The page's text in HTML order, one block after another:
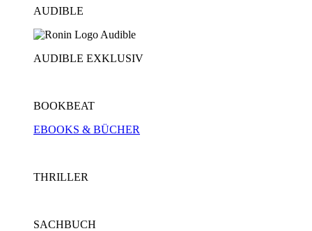
AUDIBLE
AUDIBLE EXKLUSIV
BOOKBEAT
EBOOKS & BÜCHER
THRILLER
SACHBUCH